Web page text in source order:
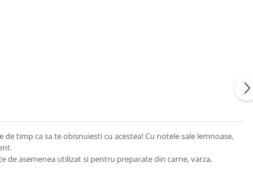
timp ca sa te obisnuiesti cu acestea! Cu notele sale lemnoase,
de asemenea utilizat si pentru preparate din carne, varza,